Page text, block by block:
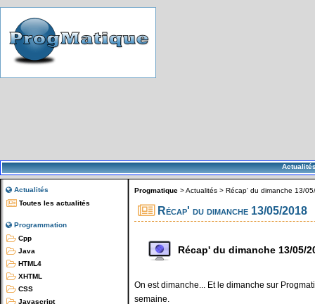
Actualités
Toutes les actualités
Programmation
Cpp
Java
HTML4
XHTML
CSS
Javascript
Progmatique >Actualités > Récap' du dimanche 13/
Récap' du dimanche 13/05/2018
Récap' du dimanche 13/05/
On est dimanche... Et le dimanche sur
semaine.